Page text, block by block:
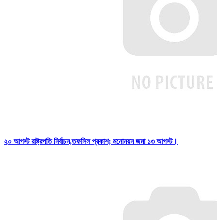
২০ আগস্ট রাষ্ট্রপতি নির্বাচন,তফসিল প্রকাশ; মনোনয়ন জমা ১৩ আগস্ট।